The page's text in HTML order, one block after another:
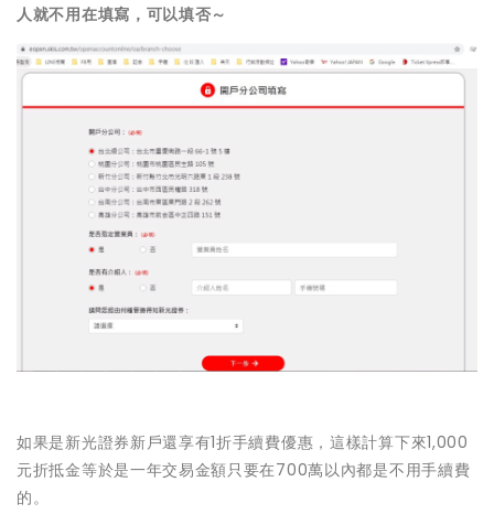
人就不用在填寫，可以填否～
如果是新光證券新戶還享有1折手續費優惠，這樣計算下來1,000
元折抵金等於是一年交易金額只要在700萬以內都是不用手續費
的。